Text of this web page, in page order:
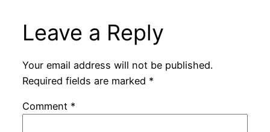
Leave a Reply
Your email address will not be published.
Required fields are marked *
Comment *